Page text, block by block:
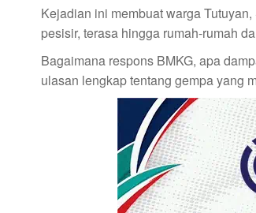
o
k
p
p
a
m
g
e
r
Kejadian ini membuat warga
pesisir, terasa hingga rumah-rumah
Bagaimana respons BMKG, apa
ulasan lengkap tentang gempa yang